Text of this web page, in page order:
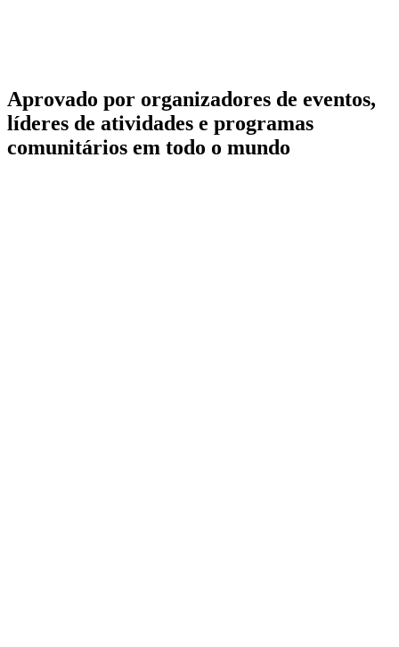
Aprovado por organizadores de eventos,
líderes de atividades e programas
comunitários em todo o mundo